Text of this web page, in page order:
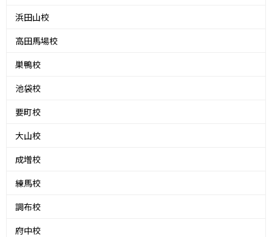
浜田山校
高田馬場校
巣鴨校
池袋校
要町校
大山校
成増校
練馬校
調布校
府中校